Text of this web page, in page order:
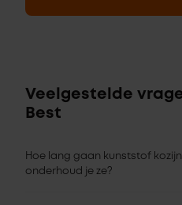
Veelgestelde
Best
Hoe lang gaan kunststof
onderhoud je ze?